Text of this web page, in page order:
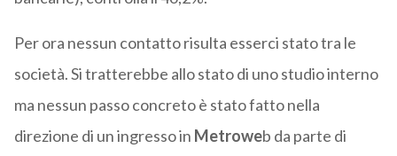
Per ora nessun contatto risulta esserci stato tra le
società. Si tratterebbe allo stato di uno studio interno
ma nessun passo concreto è stato fatto nella
direzione di un ingresso in Metroweb da parte di